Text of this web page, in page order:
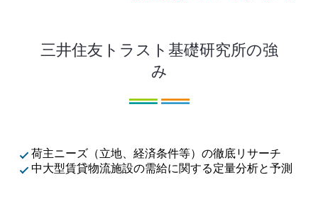
三井住友トラスト基礎研究所の強
み
荷主ニーズ（立地、経済条件等）の徹底リサーチ
中大型賃貸物流施設の需給に関する定量分析と予測